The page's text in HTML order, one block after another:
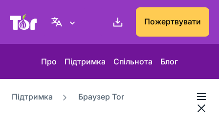
Вебсайт проєкту Tor Пожертвувати
Про Підтримка Спільнота Блог
Підтримка Браузер Tor